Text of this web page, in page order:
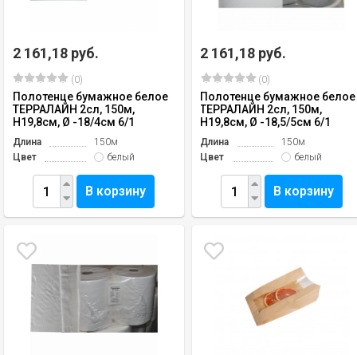
2 161,18 руб.
(0)
Полотенце бумажное белое
ТЕРРАЛАЙН 2сл, 150м,
H19,8см, Ø -18/4см 6/1
Длина
150м
Цвет
белый
В корзину
2 161,18 руб.
(0)
Полотенце бумажное белое
ТЕРРАЛАЙН 2сл, 150м,
H19,8см, Ø -18,5/5см 6/1
Длина
150м
Цвет
белый
В корзину